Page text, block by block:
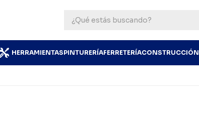
HERRAMIENTASPINTURERÍAFERRETERÍACONSTRUCCIÓN